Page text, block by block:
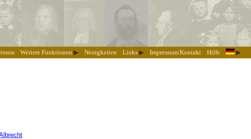
Weitere Funktionen Neuigkeiten Links Impressum/Kontakt Hilfe